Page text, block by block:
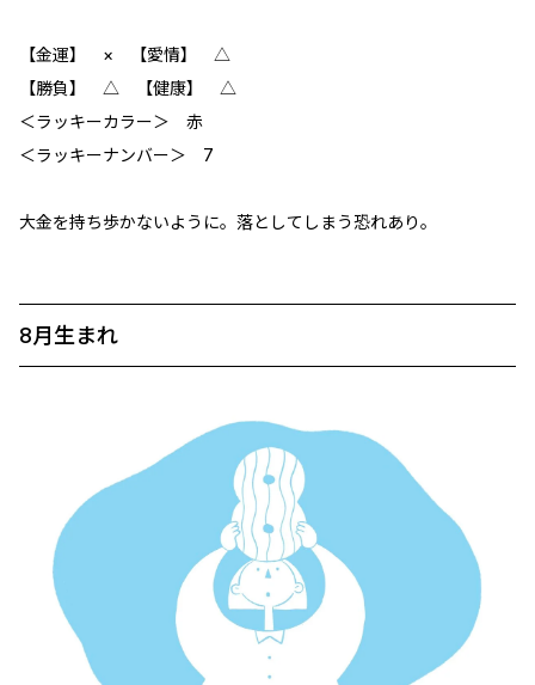
【金運】 × 【愛情】 △
【勝負】 △ 【健康】 △
＜ラッキーカラー＞ 赤
＜ラッキーナンバー＞ 7
大金を持ち歩かないように。落としてしまう恐れあり。
8月生まれ